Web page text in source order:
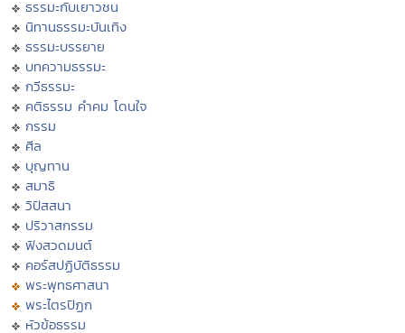
ธรรมะกับเยาวชน
นิทานธรรมะบันเทิง
ธรรมะบรรยาย
บทความธรรมะ
กวีธรรมะ
คติธรรม คำคม โดนใจ
กรรม
ศีล
บุญทาน
สมาธิ
วิปัสสนา
ปริวาสกรรม
ฟังสวดมนต์
คอร์สปฏิบัติธรรม
พระพุทธศาสนา
พระไตรปิฏก
หัวข้อธรรม